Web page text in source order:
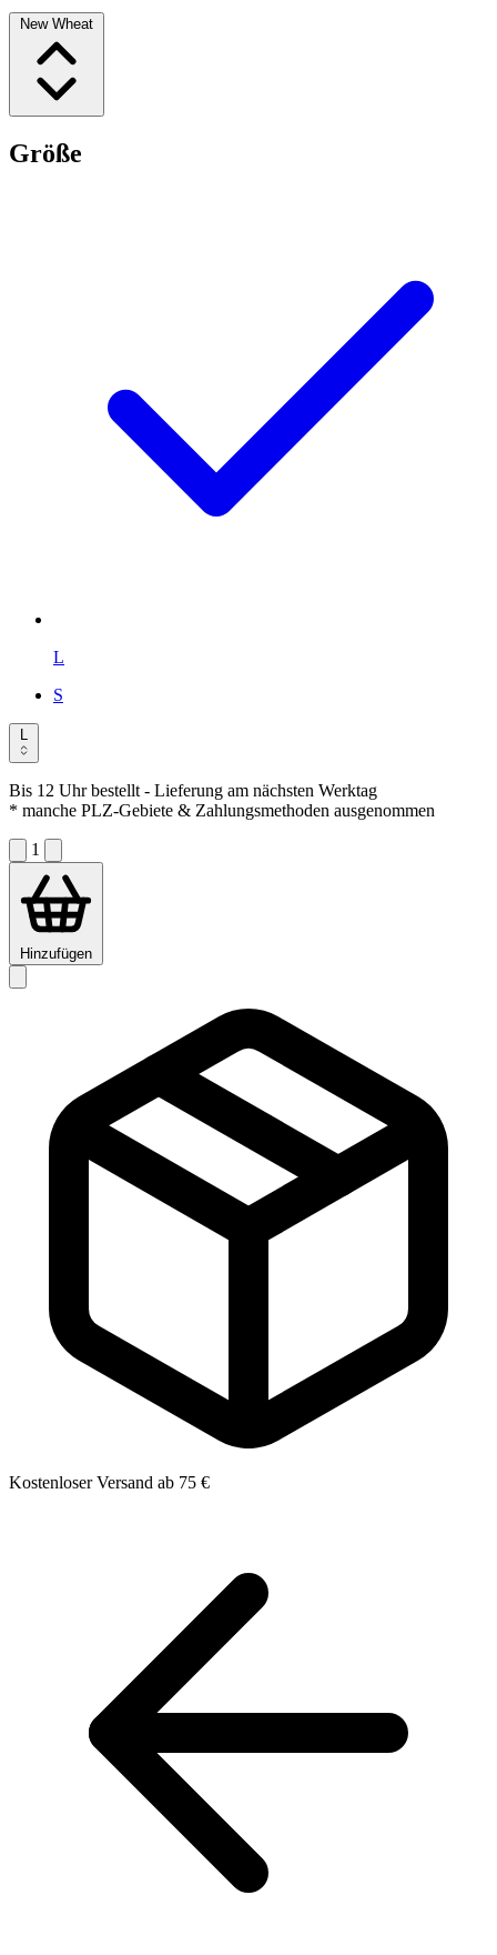
New Wheat
Größe
L
S
L
Bis 12 Uhr bestellt- Lieferung am nächsten Werktag
* manche PLZ-Gebiete & Zahlungsmethoden ausgenommen
1
Hinzufügen
Kostenloser Versand ab 75 €